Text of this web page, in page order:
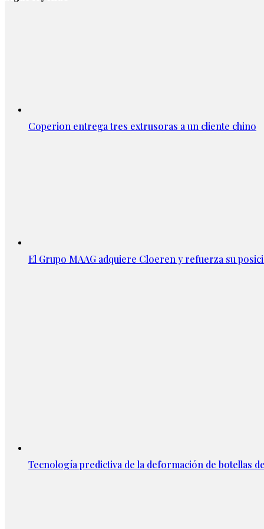
Coperion entrega tres extrusoras a un cliente chino
El Grupo MAAG adquiere Cloeren y refuerza su
Tecnología predictiva de la deformación de botellas